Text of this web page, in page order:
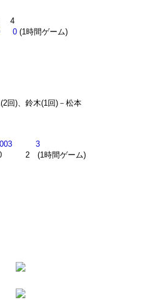
4
0 (1時間ゲーム)
回)、鈴木(1回)－松本
3
2 (1時間ゲーム)